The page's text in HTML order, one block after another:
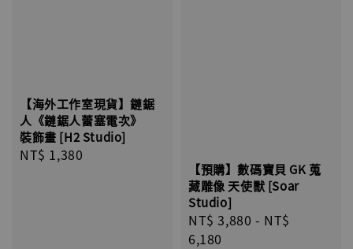
【海外工作室現貨】鏈鋸
人《鏈鋸人蕾塞電次》
裝飾畫 [H2 Studio]
Regular
NT$ 1,380
【預購】數碼寶貝 GK 蒐
藏雕像 天使獸 [Soar
Studio]
Regular
price
NT$ 3,880 - NT$
6,180